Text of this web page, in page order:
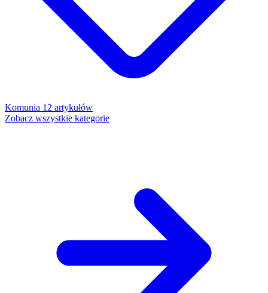
Komunia 12 artykułów
Zobacz wszystkie kategorie